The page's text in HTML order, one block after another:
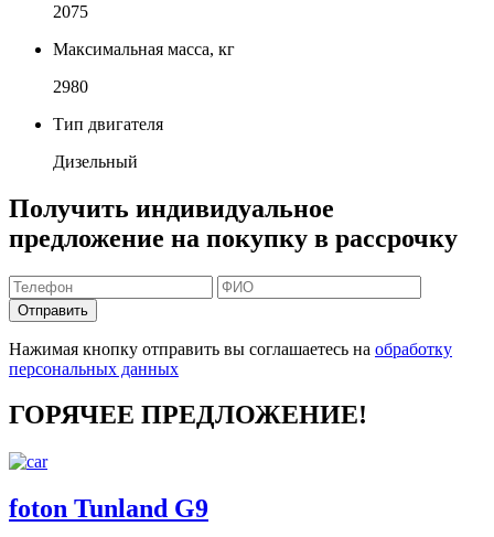
2075
Максимальная масса, кг
2980
Тип двигателя
Дизельный
Получить индивидуальное
предложение на покупку в рассрочку
Отправить
Нажимая кнопку отправить вы соглашаетесь на обработку
персональных данных
ГОРЯЧЕЕ ПРЕДЛОЖЕНИЕ!
foton Tunland G9